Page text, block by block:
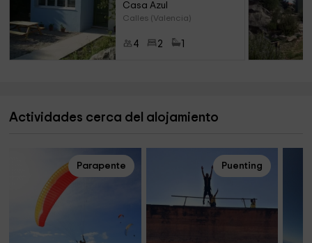
Casa Azul
Calles (Valencia)
4 2
Actividades cerca del alojamiento
Parapente Puenting